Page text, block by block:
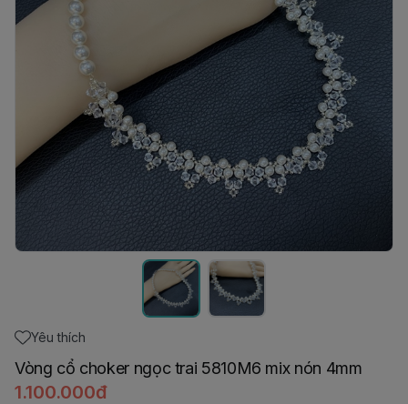
Yêu thích
Vòng cổ choker ngọc trai 5810M6 mix nón 4mm
1.100.000đ